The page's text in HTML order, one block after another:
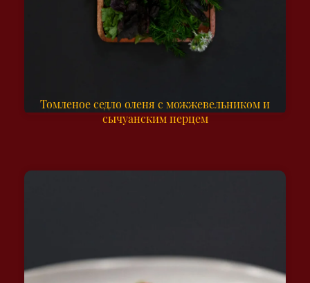
Томленое седло оленя с можжевельником и
сычуанским перцем